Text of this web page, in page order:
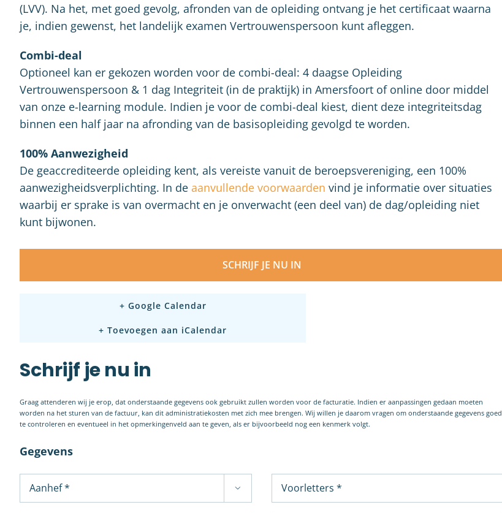
(LVV). Na het, met goed gevolg, afronden van de opleiding ontvang je het certificaat waarna
je, indien gewenst, het landelijk examen Vertrouwenspersoon kunt afleggen.
Combi-deal
Optioneel kan er gekozen worden voor de combi-deal: 4 daagse Opleiding
Vertrouwenspersoon & 1 dag Integriteit (in de praktijk) in Amersfoort of online door middel
van onze e-learning module. Indien je voor de combi-deal kiest, dient deze integriteitsdag
binnen een half jaar na afronding van de basisopleiding gevolgd te worden.
100% Aanwezigheid
De geaccrediteerde opleiding kent, als vereiste vanuit de beroepsvereniging, een 100%
aanwezigheidsverplichting. In de aanvullende voorwaarden vind je informatie over situaties
waarbij er sprake is van overmacht en je onverwacht (een deel van) de dag/opleiding niet
kunt bijwonen.
SCHRIJF JE NU IN
+ Google Calendar
+ Toevoegen aan iCalendar
Schrijf je nu in
Graag attenderen wij je erop, dat onderstaande gegevens ook gebruikt zullen worden voor de facturatie. Indien er aanpassingen gedaan moeten
worden na het sturen van de factuur, kan dit administratiekosten met zich mee brengen. Wij willen je daarom vragen om onderstaande gegevens goed
te controleren en eventueel in het opmerkingenveld aan te geven, als er bijvoorbeeld nog een kenmerk volgt.
Gegevens
